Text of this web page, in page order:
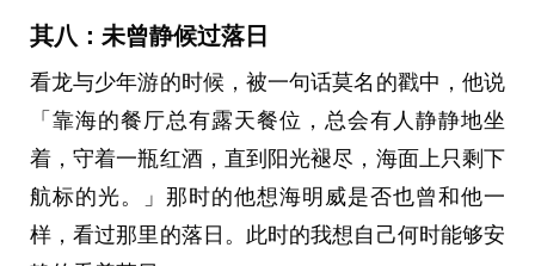
安大公路那段起伏路，逆风夹着雨水。
里三小时。那时候体重一百四，现在一百八。
数字挺冷的。
终点前扎胎了。换好内胎，理由也就跟着来了。其
实我知道，是自己想搭车回去。嘴上还撅着，推诿
着，不想劳烦别人。
其八：未曾静候过落日
看龙与少年游的时候，被一句话莫名的戳中，他说
「靠海的餐厅总有露天餐位，总会有人静静地坐
着，守着一瓶红酒，直到阳光褪尽，海面上只剩下
航标的光。」那时的他想海明威是否也曾和他一
样，看过那里的落日。此时的我想自己何时能够安